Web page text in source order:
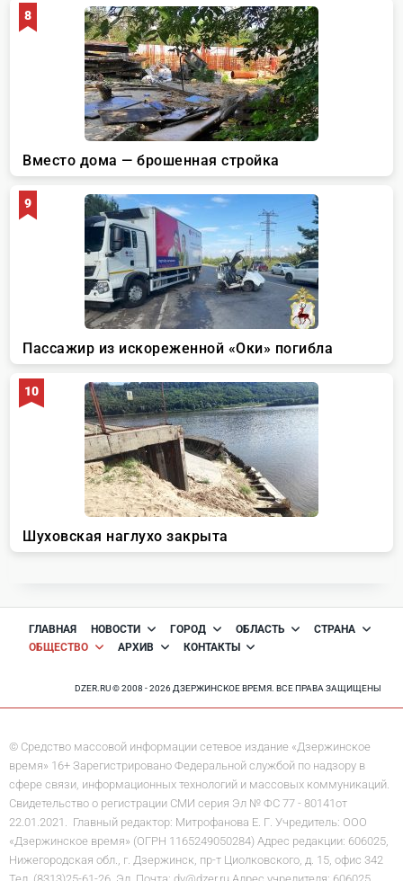
ГЛАВНАЯ НОВОСТИ ГОРОД ОБЛАСТЬ
СТРАНА
ОБЩЕСТВО
АРХИВ КОНТАКТЫ
DZER.RU © 2008 - 2026 ДЗЕРЖИНСКОЕ ВРЕМЯ. ВСЕ ПРАВА ЗАЩИЩЕНЫ
© Средство массовой информации сетевое издание «Дзержинское
время» 16+ Зарегистрировано Федеральной службой по надзору в
сфере связи, информационных технологий и массовых коммуникаций.
Свидетельство о регистрации СМИ серия Эл № ФС 77 - 80141от
22.01.2021. Главный редактор: Митрофанова Е. Г. Учредитель: ООО
«Дзержинское время» (ОГРН 1165249050284) Адрес редакции: 606025,
Нижегородская обл., г. Дзержинск, пр-т Циолковского, д. 15, офис 342